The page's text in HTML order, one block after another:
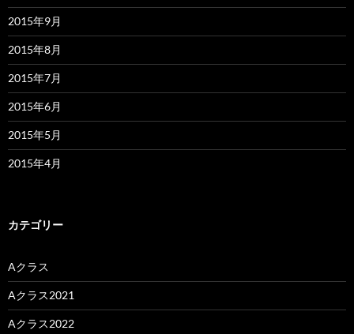
2015年9月
2015年8月
2015年7月
2015年6月
2015年5月
2015年4月
カテゴリー
Aクラス
Aクラス2021
Aクラス2022